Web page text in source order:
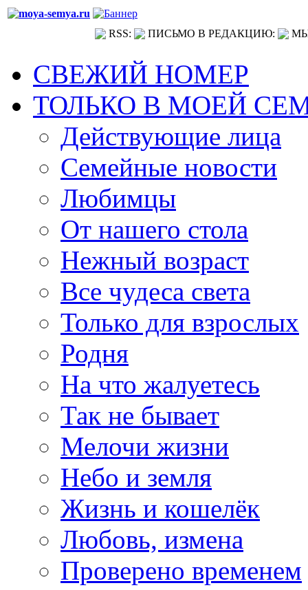
RSS: ПИСЬМО В РЕДАКЦИЮ:
СВЕЖИЙ НОМЕР
ТОЛЬКО В МОЕЙ
Действующие лица
Семейные новости
Любимцы
От нашего стола
Нежный возраст
Все чудеса света
Только для взрослых
Родня
На что жалуетесь
Так не бывает
Мелочи жизни
Небо и земля
Жизнь и кошелёк
Любовь, измена
Проверено временем